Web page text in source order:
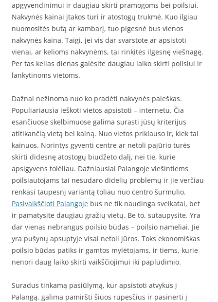
apgyvendinimui ir daugiau skirti pramogoms bei poilsiui.
Nakvynės kainai įtakos turi ir atostogų trukmė. Kuo ilgiau
nuomositės butą ar kambarį, tuo pigesnė bus vienos
nakvynės kaina. Taigi, jei vis dar svarstote ar apsistoti
vienai, ar kelioms nakvynėms, tai rinkitės ilgesnę viešnagę.
Per tas kelias dienas galėsite daugiau laiko skirti poilsiui ir
lankytinoms vietoms.
Dažnai nežinoma nuo ko pradėti nakvynės paieškas.
Populiariausia ieškoti vietos apsistoti – internetu. Čia
esančiuose skelbimuose galima surasti jūsų kriterijus
atitikančią vietą bei kainą. Nuo vietos priklauso ir, kiek tai
kainuos. Norintys gyventi centre ar netoli pajūrio turės
skirti didesnę atostogų biudžeto dalį, nei tie, kurie
apsigyvens tolėliau. Dažniausiai Palangoje viešintiems
poilsiautojams tai nesudaro didelių problemų ir jie verčiau
renkasi taupesnį variantą toliau nuo centro šurmulio.
Pasivaikščioti Palangoje bus ne tik naudinga sveikatai, bet
ir pamatysite daugiau gražių vietų. Be to, sutaupysite. Yra
dar vienas nebrangus poilsio būdas – poilsio nameliai. Jie
yra pušynų apsuptyje visai netoli jūros. Toks ekonomiškas
poilsio būdas patiks ir gamtos mylėtojams, ir tiems, kurie
nenori daug laiko skirti vaikščiojimui iki paplūdimio.
Suradus tinkamą pasiūlymą, kur apsistoti atvykus į
Palangą, galima pamiršti šiuos rūpesčius ir pasinerti į